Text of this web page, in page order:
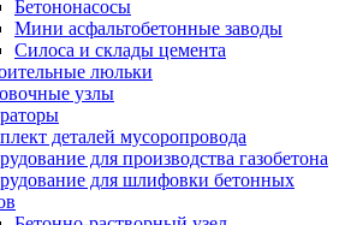
Бетононасосы
Мини асфальтобетонные заводы
Силоса и склады цемента
люльки
узлы
деталей мусоропровода
для производства газобетона
для шлифовки бетонных